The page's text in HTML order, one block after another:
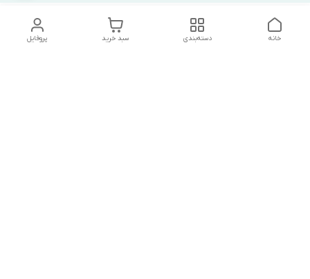
پروفایل سبد خرید دسته‌بندی خانه